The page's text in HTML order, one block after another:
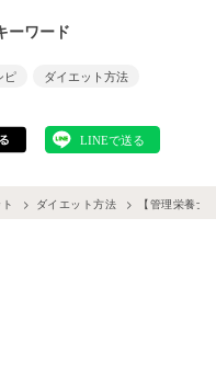
ーワード
ピ ダイエット方法
ダイエット方法 【管理栄養